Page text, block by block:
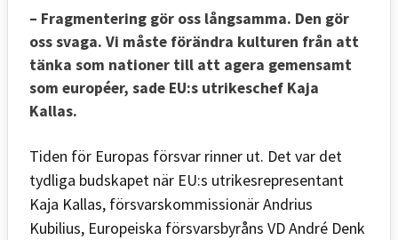
– Fragmentering gör oss långsamma. Den gör
oss svaga. Vi måste förändra kulturen från att
tänka som nationer till att agera gemensamt
som européer, sade EU:s utrikeschef Kaja
Kallas.
Tiden för Europas försvar rinner ut. Det var det
tydliga budskapet när EU:s utrikesrepresentant
Kaja Kallas, försvarskommissionär Andrius
Kubilius, Europeiska försvarsbyråns VD André Denk